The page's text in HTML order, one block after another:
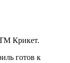
Крикет.
готов к